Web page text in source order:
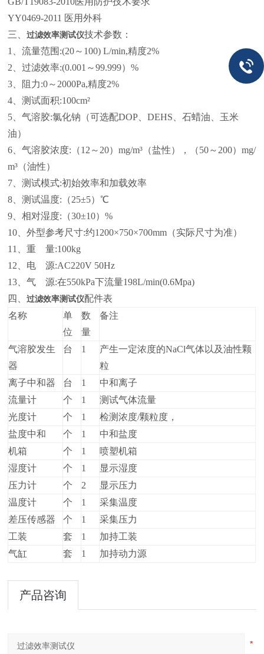
YY0469-2011 医用外科
三、过滤效率测试仪技术参数：
1、流量范围:(20～100) L/min,精度2%
2、过滤效率:(0.001～99.999）%
3、阻力:0～2000Pa,精度2%
4、测试面积:100cm²
5、气溶胶:氯化钠（可选配DOP、DEHS、石蜡油、玉米
油）
6、气溶胶浓度:（12～20）mg/m³（盐性），（50～200）mg/
m³（油性）
7、测试模式:初始效率和加载效率
8、测试温度:（25±5）℃
9、相对湿度:（30±10）%
10、外型参考尺寸:约1200×750×700mm（实际尺寸为准）
11、重 量:100kg
12、电 源:AC220V 50Hz
13、气 源:在550kPa下流量198L/min(0.6Mpa)
四、过滤效率测试仪配件表
名称
单
位
数
量
备注
气溶胶发生
器
台 1
产生一定浓度的NaCl气体以及油性颗
粒
离子中和器
台 1
中和离子
流量计
个 1
测试气体流量
光度计
个 1
检测浓度/颗粒度，
盐度中和
个 1
中和盐度
机箱
个 1
喷塑机箱
湿度计
个 1
显示湿度
压力计
个 2
显示压力
温度计
个 1
采集温度
差压传感器
个 1
采集压力
工装
套 1
加持工装
气缸
套 1 加持动力源
产品咨询